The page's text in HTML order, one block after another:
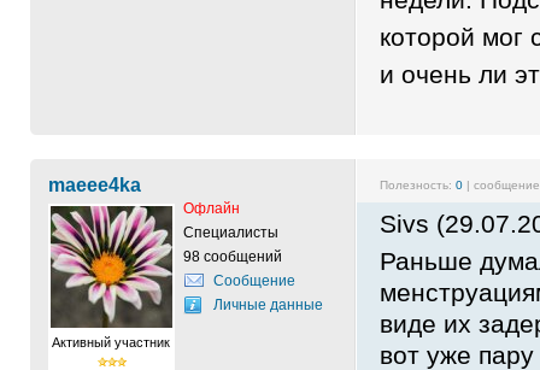
которой мог
и очень ли
maeee4ka
Активный участник
Офлайн
Специалисты
98 сообщений
Сообщение
Личные данные
Полезность: 0 |
Sivs
Раньше
виде их
вот уже